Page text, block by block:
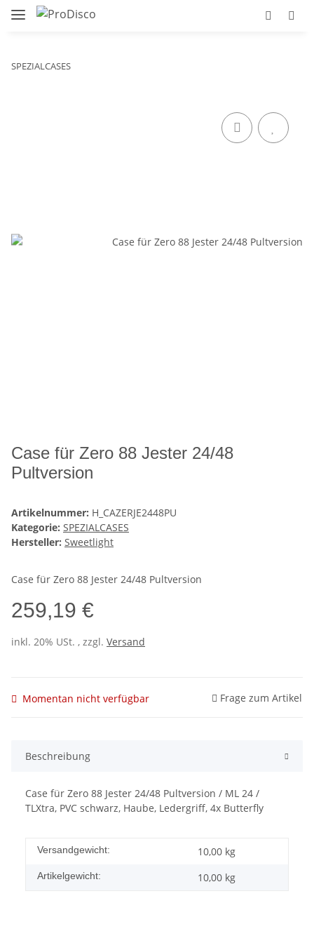
SPEZIALCASES
Case für Zero 88 Jester 24/48
Pultversion
Artikelnummer: H_CAZERJE2448PU
Kategorie: SPEZIALCASES
Hersteller: Sweetlight
Case für Zero 88 Jester 24/48 Pultversion
259,19 €
inkl. 20% USt. , zzgl. Versand
Momentan nicht verfügbar Frage zum Artikel
Beschreibung
Case für Zero 88 Jester 24/48 Pultversion / ML 24 /
TLXtra, PVC schwarz, Haube, Ledergriff, 4x Butterfly
Versandgewicht: 10,00 kg
Artikelgewicht: 10,00 kg